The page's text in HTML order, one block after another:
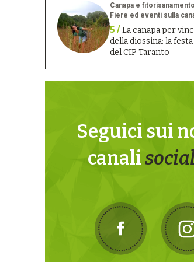
Canapa e fitorisanamento
Fiere ed eventi sulla
5 /La canapa per
della diossina: la
del CIP Taranto
Seguici sui
canali